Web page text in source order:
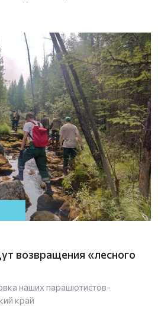
возвращения «лесного
наших парашютистов-
край